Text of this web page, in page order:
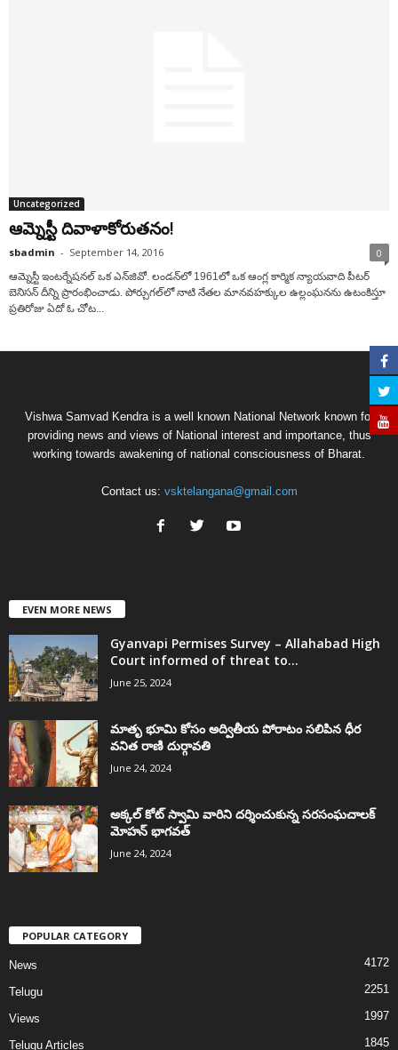
Uncategorized
ఆమ్నెస్టీ దివాళాకోరుతనం!
sbadmin - September 14, 2016 0
ఆమ్నెస్టీ ఇంటర్నేషనల్ ఒక ఎన్‌జివో. లండన్‌లో 1961లో ఒక ఆంగ్ల కార్మిక న్యాయవాది పీటర్
బెనిసన్ దీన్ని ప్రారంభించాడు. పోర్చుగల్‌లో నాటి నేతల మానవహక్కుల ఉల్లంఘనను ఉటంకిస్తూ
ప్రతిరోజు ఏదో ఓ చోట...
Vishwa Samvad Kendra is a well known National Network known for
providing news and views of National interest and importance, thus
working towards awakening of national consciousness of Bharat.
Contact us: vsktelangana@gmail.com
EVEN MORE NEWS
Gyanvapi Permises Survey – Allahabad High
Court informed of threat to...
June 25, 2024
మాతృ భూమి కోసం అద్వితీయ పోరాటం సలిపిన ధీర
వనిత రాణి దుర్గావతి
June 24, 2024
అక్కల్‌ కోట్‌ స్వామి వారిని దర్శించుకున్న సరసంఘచాలక్
మోహన్ భాగవత్
June 24, 2024
POPULAR CATEGORY
News 4172
Telugu 2251
Views 1997
Telugu Articles 1845